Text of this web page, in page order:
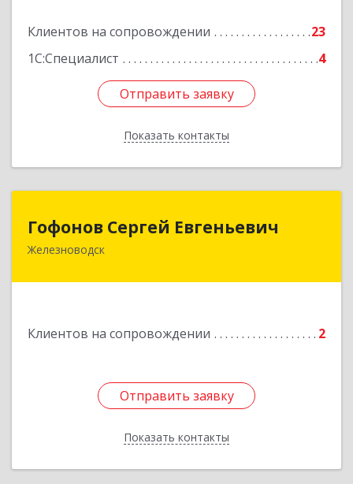
Клиентов на сопровождении
23
1С:Специалист
4
Отправить заявку
Показать контакты
Отправить заявку
Назад
Гофонов Сергей Евгеньевич
Железноводск
Клиентов на сопровождении 2
Отправить заявку
Показать контакты
Гофонов Сергей Евгеньевич
Отправить заявку
Назад